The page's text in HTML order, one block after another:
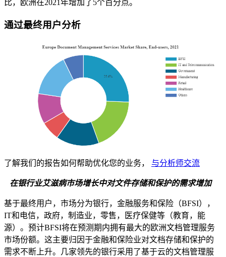
比，欧洲在2021年增加了5个百分点。
通过最终用户分析
了解我们的报告如何帮助优化您的业务， 与分析师交流
在银行业艾滋病市场增长中对文件存储和保护的需求增加
基于最终用户，市场分为银行，金融服务和保险（BFSI），
IT和电信，政府，制造业，零售，医疗保健等（教育，能
源）。预计BFSI将在预测期内拥有最大的欧洲文档管理服务
市场份额。这主要归因于金融和保险业对文档存储和保护的
需求不断上升。几家领先的银行采用了基于云的文档管理服